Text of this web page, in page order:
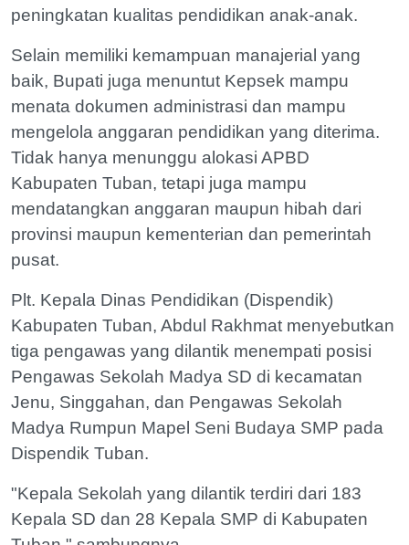
peningkatan kualitas pendidikan anak-anak.
Selain memiliki kemampuan manajerial yang
baik, Bupati juga menuntut Kepsek mampu
menata dokumen administrasi dan mampu
mengelola anggaran pendidikan yang diterima.
Tidak hanya menunggu alokasi APBD
Kabupaten Tuban, tetapi juga mampu
mendatangkan anggaran maupun hibah dari
provinsi maupun kementerian dan pemerintah
pusat.
Plt. Kepala Dinas Pendidikan (Dispendik)
Kabupaten Tuban, Abdul Rakhmat menyebutkan
tiga pengawas yang dilantik menempati posisi
Pengawas Sekolah Madya SD di kecamatan
Jenu, Singgahan, dan Pengawas Sekolah
Madya Rumpun Mapel Seni Budaya SMP pada
Dispendik Tuban.
"Kepala Sekolah yang dilantik terdiri dari 183
Kepala SD dan 28 Kepala SMP di Kabupaten